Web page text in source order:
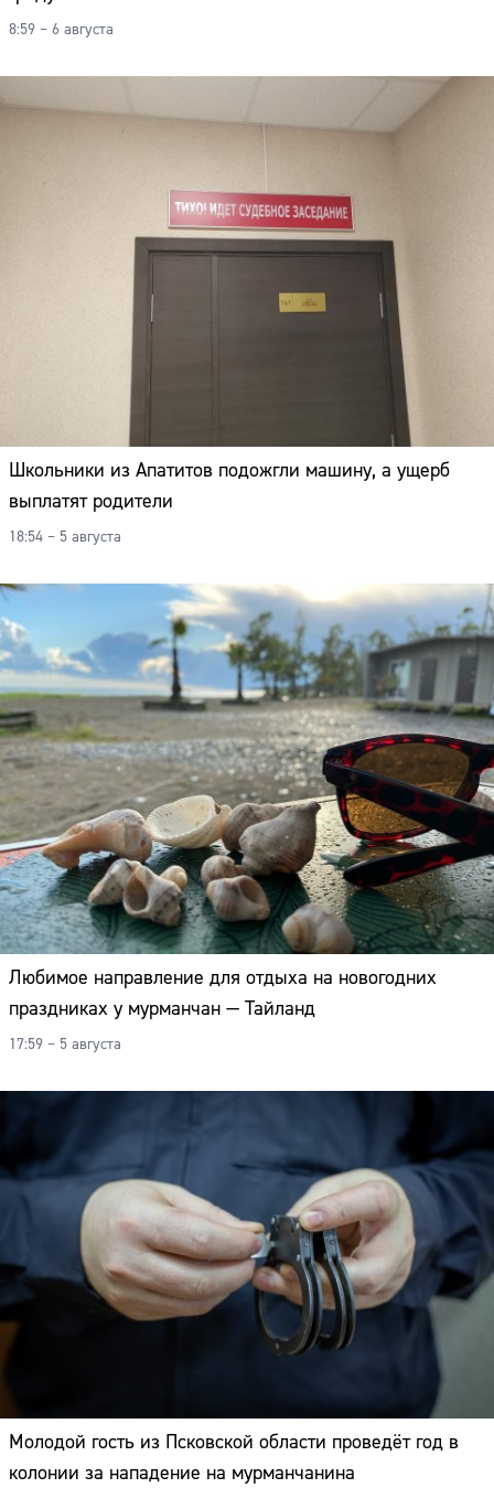
8:59 – 6 августа
Школьники из Апатитов подожгли машину, а ущерб
выплатят родители
18:54 – 5 августа
Любимое направление для отдыха на новогодних
праздниках у мурманчан — Тайланд
17:59 – 5 августа
Молодой гость из Псковской области проведёт год в
колонии за нападение на мурманчанина